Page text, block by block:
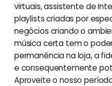
virtuais, assistente de
playlists criadas por
negócios criando o
música certa tem o
permanência na loja, a
e consequentemente
Aproveite o nosso